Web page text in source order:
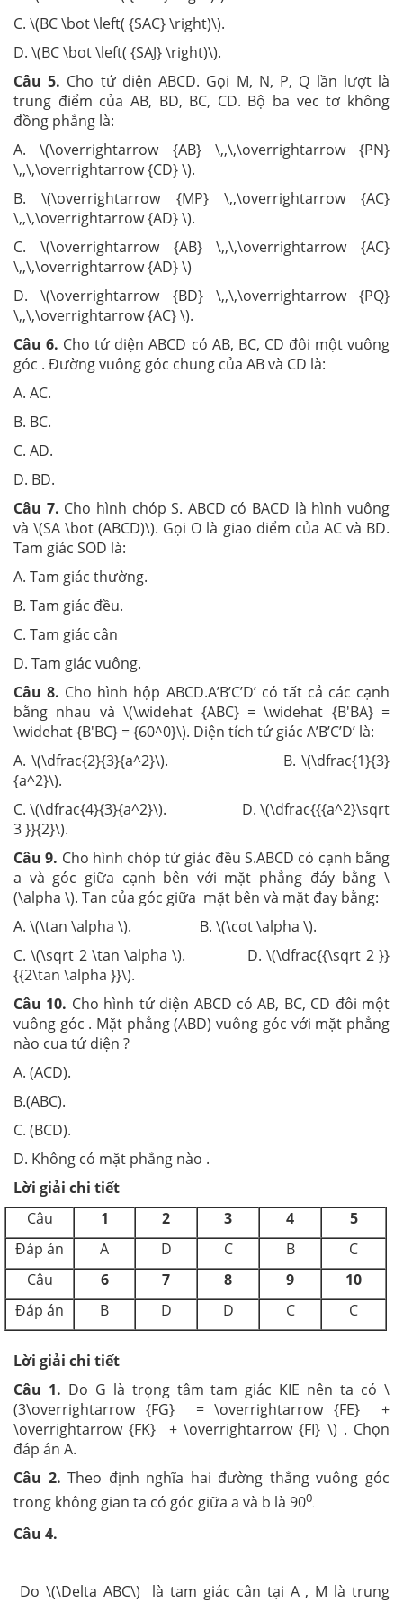
C. \(BC \bot \left( {SAC} \right)\).
D. \(BC \bot \left( {SAJ} \right)\).
Câu 5. Cho tứ diện ABCD. Gọi M, N, P, Q lần lượt là
trung điểm của AB, BD, BC, CD. Bộ ba vec tơ không
đồng phẳng là:
A. \(\overrightarrow {AB} \,,\,\overrightarrow {PN}
\,,\,\overrightarrow {CD} \).
B. \(\overrightarrow {MP} \,,\overrightarrow {AC}
\,,\,\overrightarrow {AD} \).
C. \(\overrightarrow {AB} \,,\,\overrightarrow {AC}
\,,\,\overrightarrow {AD} \)
D. \(\overrightarrow {BD} \,,\,\overrightarrow {PQ}
\,,\,\overrightarrow {AC} \).
Câu 6. Cho tứ diện ABCD có AB, BC, CD đôi một vuông
góc . Đường vuông góc chung của AB và CD là:
A. AC.
B. BC.
C. AD.
D. BD.
Câu 7. Cho hình chóp S. ABCD có BACD là hình vuông
và \(SA \bot (ABCD)\). Gọi O là giao điểm của AC và BD.
Tam giác SOD là:
A. Tam giác thường.
B. Tam giác đều.
C. Tam giác cân
D. Tam giác vuông.
Câu 8. Cho hình hộp ABCD.A’B’C’D’ có tất cả các cạnh
bằng nhau và \(\widehat {ABC} = \widehat {B'BA} =
\widehat {B'BC} = {60^0}\). Diện tích tứ giác A’B’C’D’ là:
A. \(\dfrac{2}{3}{a^2}\). B. \(\dfrac{1}{3}
{a^2}\).
C. \(\dfrac{4}{3}{a^2}\). D. \(\dfrac{{{a^2}\sqrt
3 }}{2}\).
Câu 9. Cho hình chóp tứ giác đều S.ABCD có cạnh bằng
a và góc giữa cạnh bên với mặt phẳng đáy bằng \
(\alpha \). Tan của góc giữa mặt bên và mặt đay bằng:
A. \(\tan \alpha \). B. \(\cot \alpha \).
C. \(\sqrt 2 \tan \alpha \). D. \(\dfrac{{\sqrt 2 }}
{{2\tan \alpha }}\).
Câu 10. Cho hình tứ diện ABCD có AB, BC, CD đôi một
vuông góc . Mặt phẳng (ABD) vuông góc với mặt phẳng
nào cua tứ diện ?
A. (ACD).
B.(ABC).
C. (BCD).
D. Không có mặt phẳng nào .
Lời giải chi tiết
Câu
1 2 3 4
5
Đáp án
A D C B
C
Câu
6 7 8 9
10
Đáp án
B D D C C
Lời giải chi tiết
Câu 1. Do G là trọng tâm tam giác KIE nên ta có \
(3\overrightarrow {FG} = \overrightarrow {FE} +
\overrightarrow {FK} + \overrightarrow {FI} \) . Chọn
đáp án A.
Câu 2. Theo định nghĩa hai đường thẳng vuông góc
trong không gian ta có góc giữa a và b là 900.
Câu 4.
Do \(\Delta ABC\) là tam giác cân tại A , M là trung